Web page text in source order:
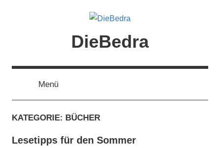
DieBedra
Menü
KATEGORIE: BÜCHER
Lesetipps für den Sommer